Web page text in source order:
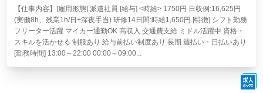
【仕事内容】[雇用形態] 派遣社員 [給与] <時給> 1750円 日収例:16,625円
(実働8h、残業1h/日+深夜手当) 研修14日間:時給1,650円 [特徴] シフト勤務
フリーター活躍 マイカー通勤OK 高収入 交通費支給 ミドル活躍中 資格・
スキルを活かせる 制服あり 給与前払い制度あり 長期 週払い・日払いあり
[勤務時間] 13:00～22:00 00:00～09:00...